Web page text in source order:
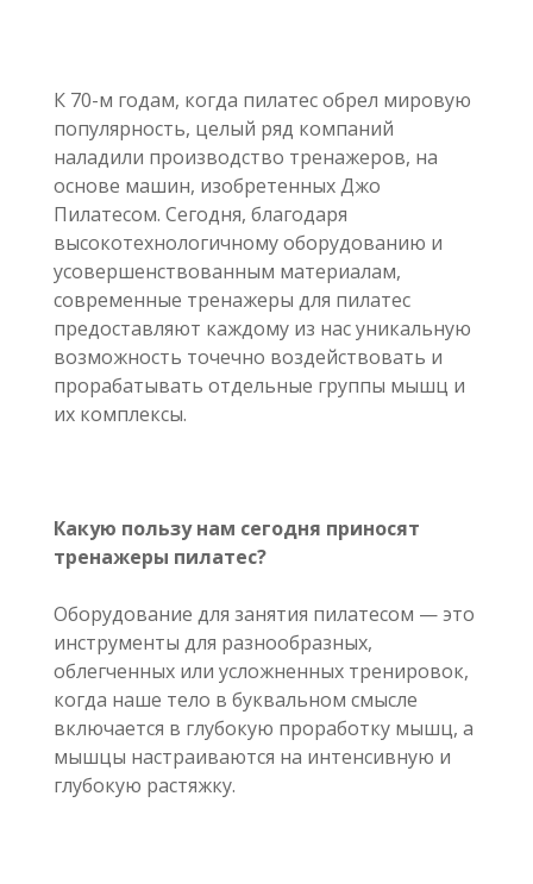
К 70-м годам, когда пилатес обрел мировую
популярность, целый ряд компаний
наладили производство тренажеров, на
основе машин, изобретенных Джо
Пилатесом. Сегодня, благодаря
высокотехнологичному оборудованию и
усовершенствованным материалам,
современные тренажеры для пилатес
предоставляют каждому из нас уникальную
возможность точечно воздействовать и
прорабатывать отдельные группы мышц и
их комплексы.
Какую пользу нам сегодня приносят
тренажеры пилатес?
Оборудование для занятия пилатесом — это
инструменты для разнообразных,
облегченных или усложненных тренировок,
когда наше тело в буквальном смысле
включается в глубокую проработку мышц, а
мышцы настраиваются на интенсивную и
глубокую растяжку.